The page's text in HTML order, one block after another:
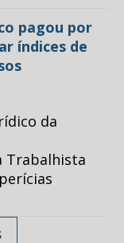
pagou por
índices de
da
Trabalhista